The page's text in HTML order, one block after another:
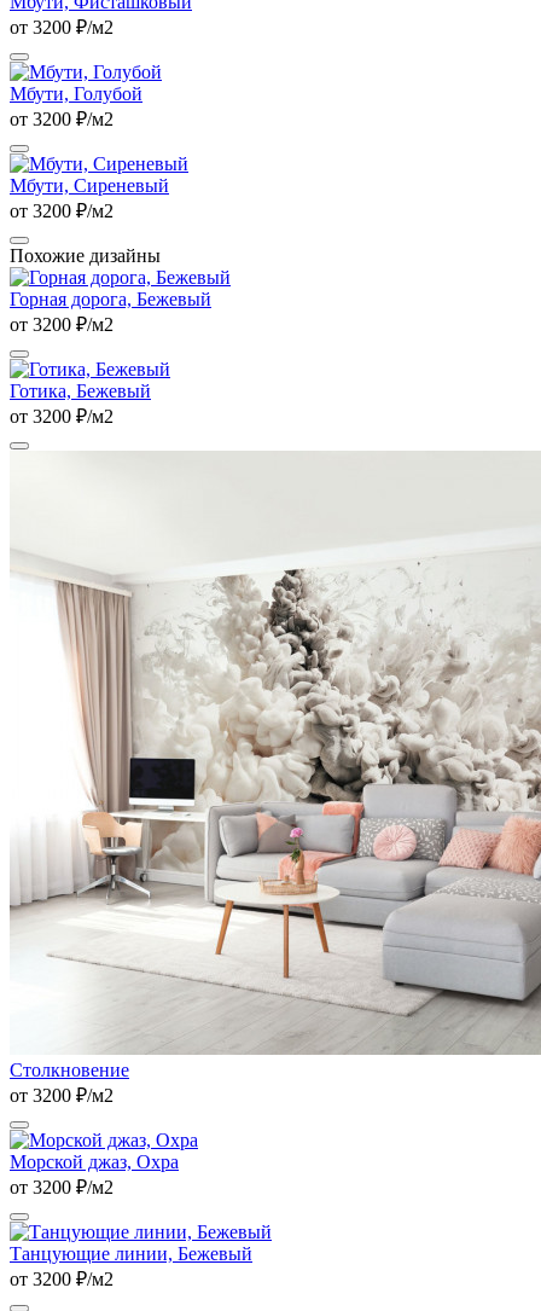
от 3200 ₽/м2
Мбути, Голубой
от 3200 ₽/м2
Мбути, Сиреневый
от 3200 ₽/м2
Похожие дизайны
Горная дорога, Бежевый
от 3200 ₽/м2
Готика, Бежевый
от 3200 ₽/м2
Столкновение
от 3200 ₽/м2
Морской джаз, Охра
от 3200 ₽/м2
Танцующие линии, Бежевый
от 3200 ₽/м2